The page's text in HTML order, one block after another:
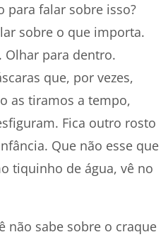
para falar sobre isso?
sobre o que importa.
Olhar para dentro.
que, por vezes,
as tiramos a tempo,
Fica outro rosto
Que não esse que
tiquinho de água, vê no
não sabe sobre o craque